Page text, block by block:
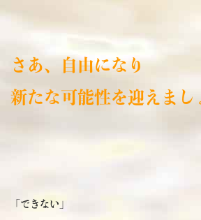
さあ、自由になり
新たな可能性を迎えまし
「できない」